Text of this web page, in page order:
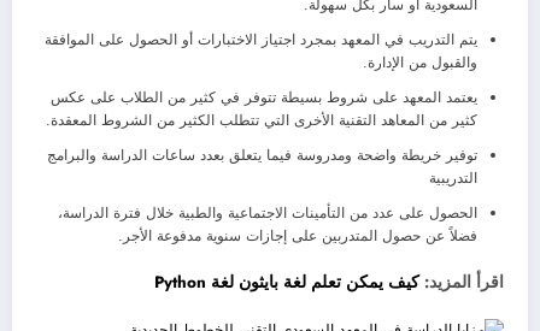
السعودية أو سار بكل سهولة.
يتم التدريب في المعهد بمجرد اجتياز الاختبارات أو الحصول على الموافقة
والقبول من الإدارة.
يعتمد المعهد على شروط بسيطة تتوفر في كثير من الطلاب على عكس
كثير من المعاهد التقنية الأخرى التي تتطلب الكثير من الشروط المعقدة.
توفير خريطة واضحة ومدروسة فيما يتعلق بعدد ساعات الدراسة والبرامج
التدريبية
الحصول على عدد من التأمينات الاجتماعية والطبية خلال فترة الدراسة،
فضلاً عن حصول المتدربين على إجازات سنوية مدفوعة الأجر.
اقرأ المزيد:كيف يمكن تعلم لغة بايثون لغة Python